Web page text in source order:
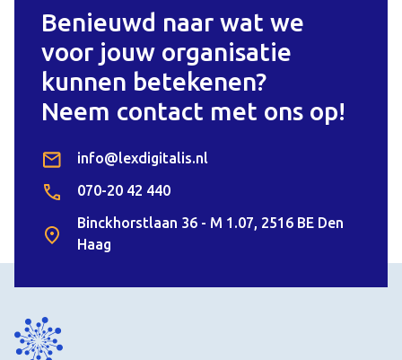
Benieuwd naar wat we
voor jouw organisatie
kunnen betekenen?
Neem contact met ons op!
info@lexdigitalis.nl
070-20 42 440
Binckhorstlaan 36 - M 1.07, 2516 BE Den
Haag